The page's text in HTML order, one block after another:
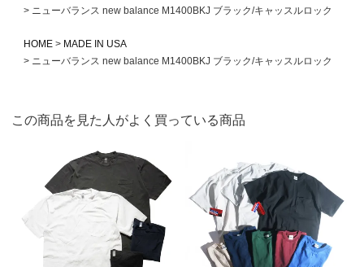
ニューバランス new balance M1400BKJ ブラック/キャッスルロック
HOME
MADE IN USA
ニューバランス new balance M1400BKJ ブラック/キャッスルロック
この商品を見た人がよく買っている商品